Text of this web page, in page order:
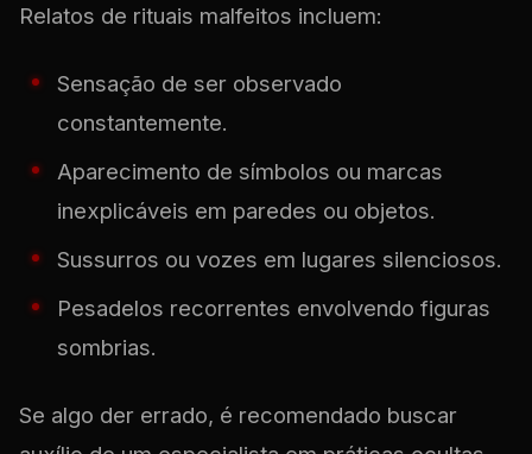
Relatos de rituais malfeitos incluem:
Sensação de ser observado
constantemente.
Aparecimento de símbolos ou marcas
inexplicáveis em paredes ou objetos.
Sussurros ou vozes em lugares silenciosos.
Pesadelos recorrentes envolvendo figuras
sombrias.
Se algo der errado, é recomendado buscar